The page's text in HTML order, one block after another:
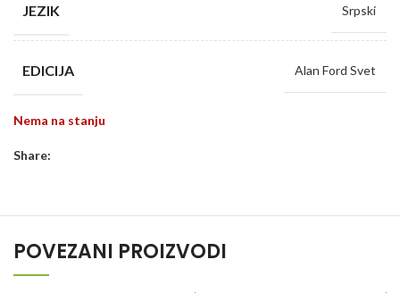
JEZIK Srpski
EDICIJA Alan Ford Svet
Nema na stanju
Share:
POVEZANI PROIZVODI